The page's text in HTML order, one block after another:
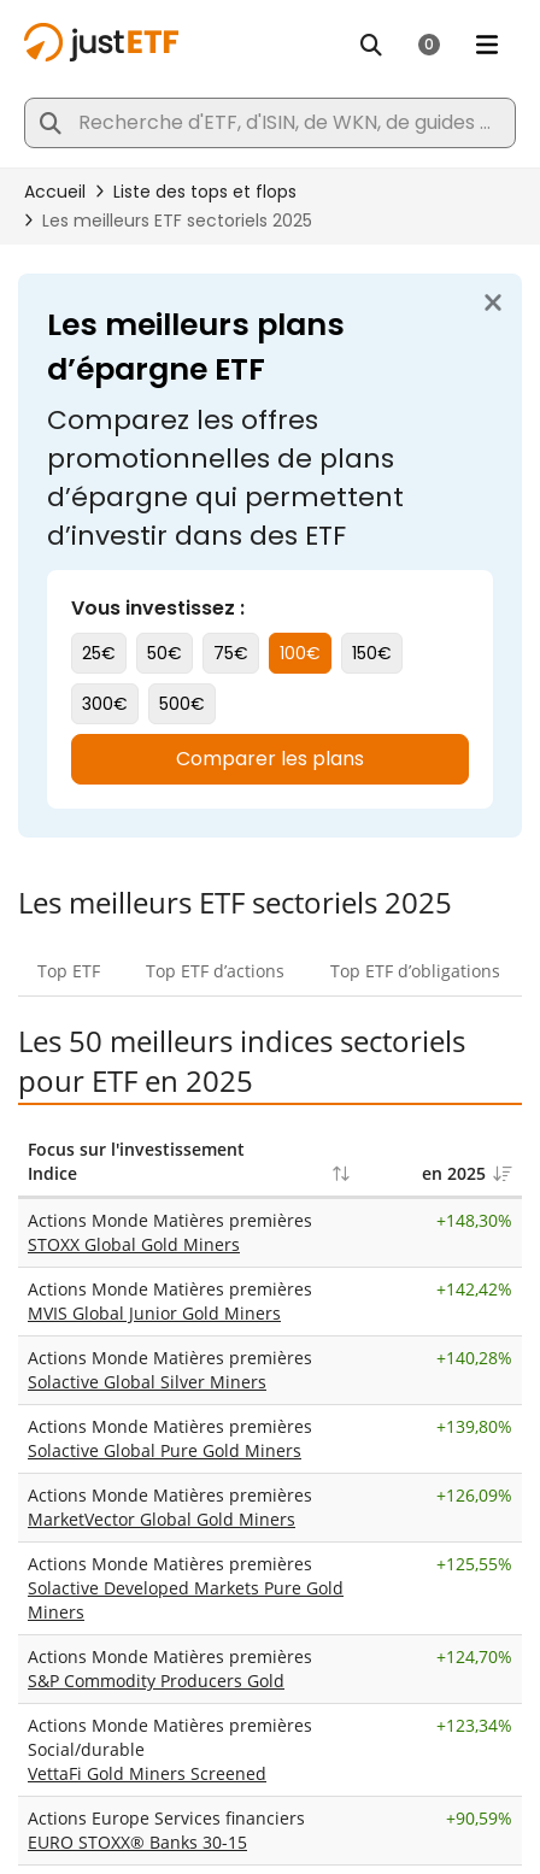
Les meilleurs ETF sectoriels 2025
Top ETF Top ETF d’actions Top ETF d’obligations
Les 50 meilleurs indices sectoriels
pour ETF en 2025
Focus sur l'investissement
Indice
en 2025
Actions Monde Matières premières
STOXX Global Gold Miners
+148,30%
Actions Monde Matières premières
MVIS Global Junior Gold Miners
+142,42%
Actions Monde Matières premières
Solactive Global Silver Miners
+140,28%
Actions Monde Matières premières
Solactive Global Pure Gold Miners
+139,80%
Actions Monde Matières premières
MarketVector Global Gold Miners
+126,09%
Actions Monde Matières premières
Solactive Developed Markets Pure Gold
Miners
+125,55%
Actions Monde Matières premières
S&P Commodity Producers Gold
+124,70%
Actions Monde Matières premières
Social/durable
VettaFi Gold Miners Screened
+123,34%
Actions Europe Services financiers
EURO STOXX® Banks 30-15
+90,59%